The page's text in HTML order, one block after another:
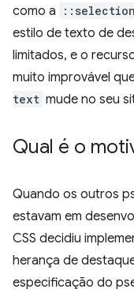
como a
::selection
estilo de texto de
limitados, e o
muito improvável
text mude no seu
Qual é o
Quando os outros
estavam em
CSS decidiu
herança de
especificação do